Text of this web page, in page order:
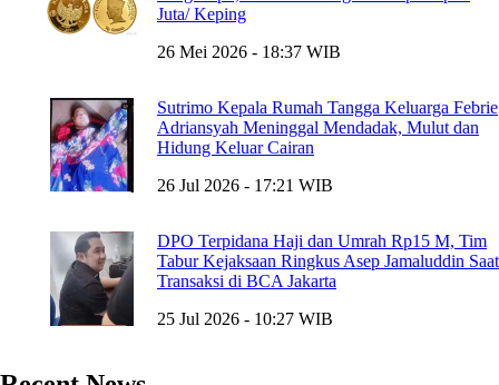
Juta/ Keping
26 Mei 2026 - 18:37 WIB
Sutrimo Kepala Rumah Tangga Keluarga Febrie
Adriansyah Meninggal Mendadak, Mulut dan
Hidung Keluar Cairan
26 Jul 2026 - 17:21 WIB
DPO Terpidana Haji dan Umrah Rp15 M, Tim
Tabur Kejaksaan Ringkus Asep Jamaluddin Saat
Transaksi di BCA Jakarta
25 Jul 2026 - 10:27 WIB